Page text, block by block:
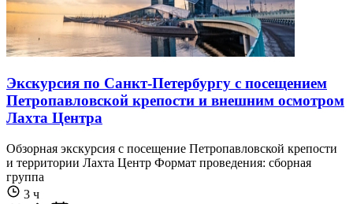
Экскурсия по Санкт-Петербургу с посещением
Петропавловской крепости и внешним осмотром
Лахта Центра
Обзорная экскурсия с посещение Петропавловской крепости
и территории Лахта Центр Формат проведения: сборная
группа
3 ч